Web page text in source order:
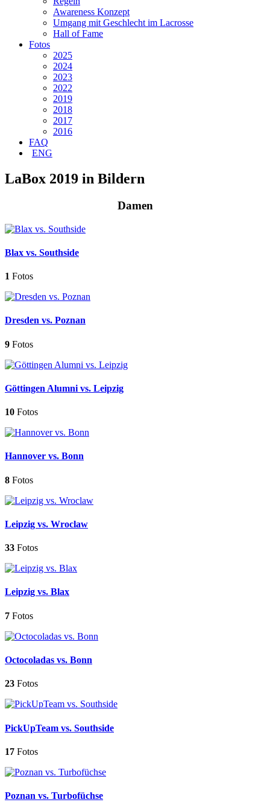
Awareness Konzept
Umgang mit Geschlecht im Lacrosse
Hall of Fame
Fotos
2025
2024
2023
2022
2019
2018
2017
2016
FAQ
ENG
LaBox 2019 in Bildern
Damen
Blax vs. Southside
1 Fotos
Dresden vs. Poznan
9 Fotos
Göttingen Alumni vs. Leipzig
10 Fotos
Hannover vs. Bonn
8 Fotos
Leipzig vs. Wroclaw
33 Fotos
Leipzig vs. Blax
7 Fotos
Octocoladas vs. Bonn
23 Fotos
PickUpTeam vs. Southside
17 Fotos
Poznan vs. Turbofüchse